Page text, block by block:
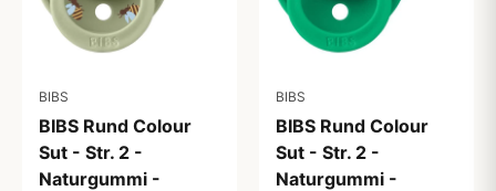
BIBS
BIBS Rund Colour
Sut - Str. 2 -
Naturgummi -
BIBS
BIBS Rund Colour
Sut - Str. 2 -
Naturgummi -